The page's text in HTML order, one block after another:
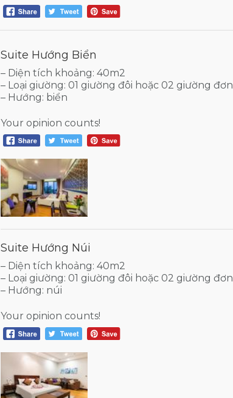
Suite Hướng Biển
– Diện tích khoảng: 40m2
– Loại giường: 01 giường đôi hoặc 02 giường đơn
– Hướng: biển
Your opinion counts!
Suite Hướng Núi
– Diện tích khoảng: 40m2
– Loại giường: 01 giường đôi hoặc 02 giường đơn
– Hướng: núi
Your opinion counts!